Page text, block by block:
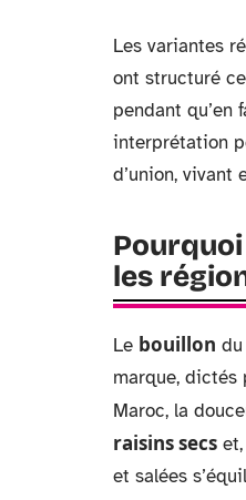
Les variantes
ont structuré
pendant qu’en
interprétation
d’union, vivant
les
Le bouillon
marque, dictés
Maroc, la
raisins secs
et salées